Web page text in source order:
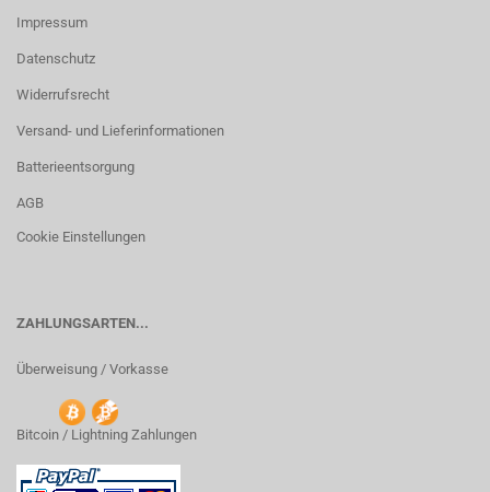
Impressum
Datenschutz
Widerrufsrecht
Versand- und Lieferinformationen
Batterieentsorgung
AGB
Cookie Einstellungen
ZAHLUNGSARTEN...
Überweisung / Vorkasse
Bitcoin / Lightning Zahlungen